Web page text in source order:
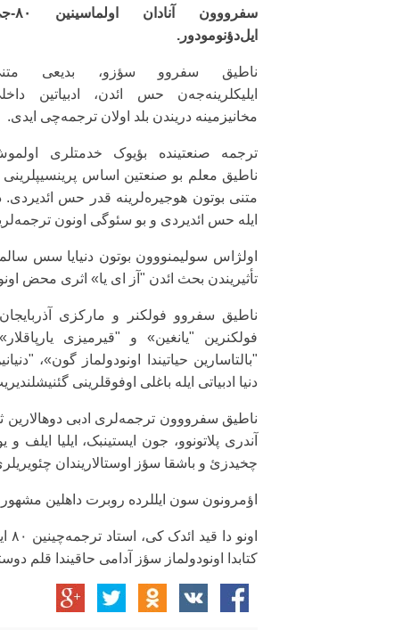
سفرووون آنادان
ایل‌دؤنومودور.
ناطیق سفروو سؤزو، بدیعی
ایلیکلرینه‌جه‌ن حس ائد‌ن، ادبیاتین
مخانیزمینه دریندن بلد اولان ترجمه‌چی ایدی.
ترجمه صنعتینده بؤیوک خدمتلری
ناطیق معلم بو صنعتین اساس پرینسیپلرینی
متنی بوتون هوجیره‌لرینه قدر حس ائدیردی.
ایله حس ائدیردی و بو سئوگی اونون
اولژاس سولیمنووون بوتون دنیایا سس
تأثیریندن بحث ائد‌ن "آز ای یا» اثری محض
ناطیق سفروو فولکنر و مارکزی آذربایجان
فولکنرین "یانغین» و "قیرمیزی
"بالتاسارین حیاتیندا اونودولماز گون»،
دنیا ادبیاتی ایله باغلی اوفوقلرینی
ناطیق سفرووون ترجمه‌لری ادبی دوهالارین
آندری پلاتونوو، جون ایستینبک، ایلیا
چخیدزئ و باشقا سؤز اوستالاریندان
اؤمرونون سون ایللرده روبرت داهلین مشهور
کتابدا اونودولماز سؤز آدامی حاقیندا قلم